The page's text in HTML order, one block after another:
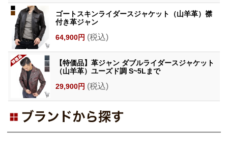
ゴートスキンライダースジャケット（山羊革）襟
付き革ジャン
64,900円 (税込)
【特価品】革ジャン ダブルライダースジャケット
（山羊革）ユーズド調 S~5Lまで
29,900円 (税込)